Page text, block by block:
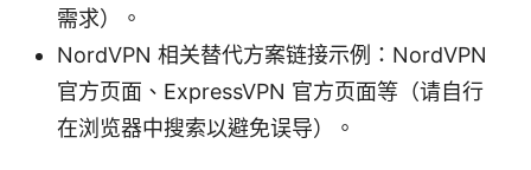
需求）。
NordVPN 相关替代方案链接示例：NordVPN
官方页面、ExpressVPN 官方页面等（请自行
在浏览器中搜索以避免误导）。